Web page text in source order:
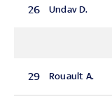
26 Undav D.
29 Rouault A.